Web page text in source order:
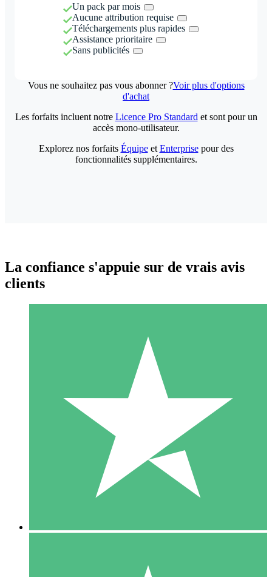
Un pack par mois
Aucune attribution requise
Téléchargements plus rapides
Assistance prioritaire
Sans publicités
Vous ne souhaitez pas vous abonner ?Voir plus d'options
d'achat
Packs de Crédits Individuels
Payez à l'utilisation avec des crédits de téléchargement. Sans
1 Téléchargement
10 00
10 Téléchargements
Les forfaits incluent notre Licence Pro Standard et sont pour un
accès mono-utilisateur.
Explorez nos forfaits Équipeet Enterprisepour des
fonctionnalités supplémentaires.
La confiance s'appuie sur de vrais avis
clients